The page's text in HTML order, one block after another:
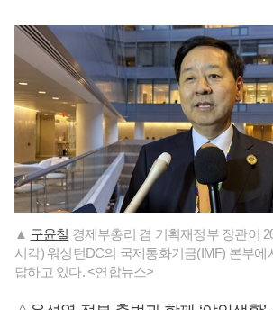
▲ 구윤철 경제부총리 겸 기획재정부 장관이
시각) 워싱턴DC의 국제통화기금(IMF) 본부에
답하고 있다. <연합뉴스>